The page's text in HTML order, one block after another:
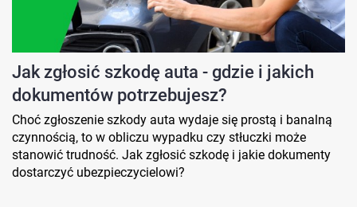
Jak zgłosić szkodę auta - gdzie i jakich
dokumentów potrzebujesz?
Choć zgłoszenie szkody auta wydaje się prostą i banalną
czynnością, to w obliczu wypadku czy stłuczki może
stanowić trudność. Jak zgłosić szkodę i jakie dokumenty
dostarczyć ubezpieczycielowi?